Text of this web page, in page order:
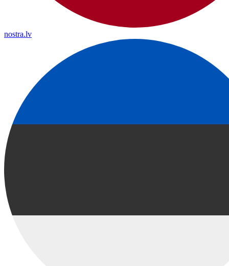
nostra.lv